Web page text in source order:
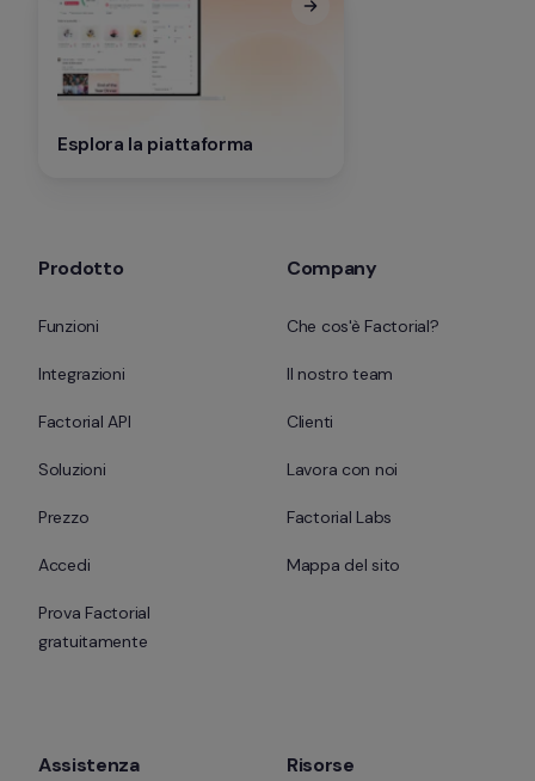
Esplora la piattaforma
Prodotto
Funzioni
Integrazioni
Factorial API
Soluzioni
Prezzo
Accedi
Prova Factorial
gratuitamente
Company
Che cos'è Factorial?
Il nostro team
Clienti
Lavora con noi
Factorial Labs
Mappa del sito
Assistenza Risorse